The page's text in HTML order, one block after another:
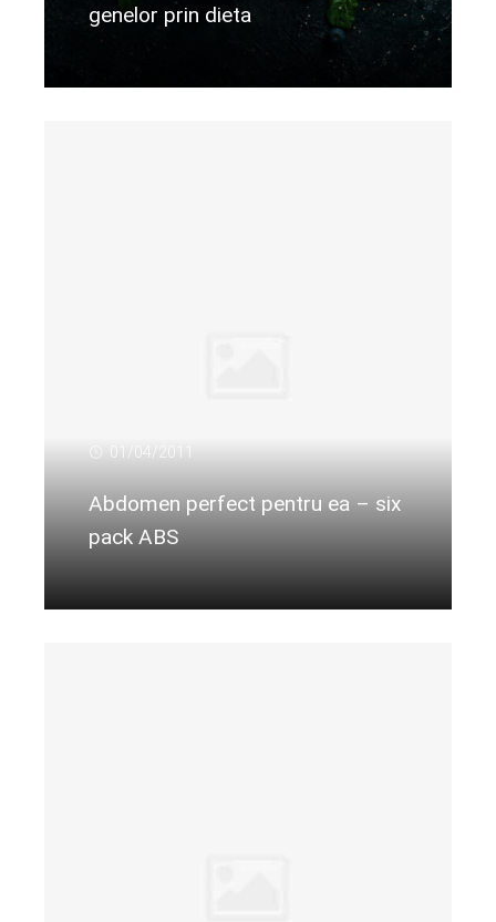
genelor prin dieta
01/04/2011
Abdomen perfect pentru ea – six
pack ABS